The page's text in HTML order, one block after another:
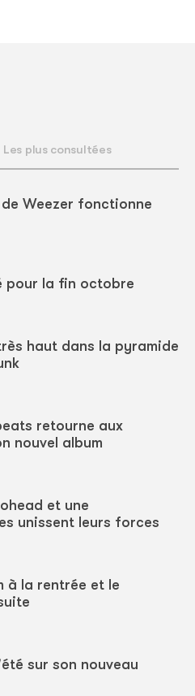
Les plus consultées
Weezer fonctionne
pour la fin octobre
haut dans la pyramide
retourne aux
nouvel album
et une
unissent leurs forces
à la rentrée et le
sur son nouveau